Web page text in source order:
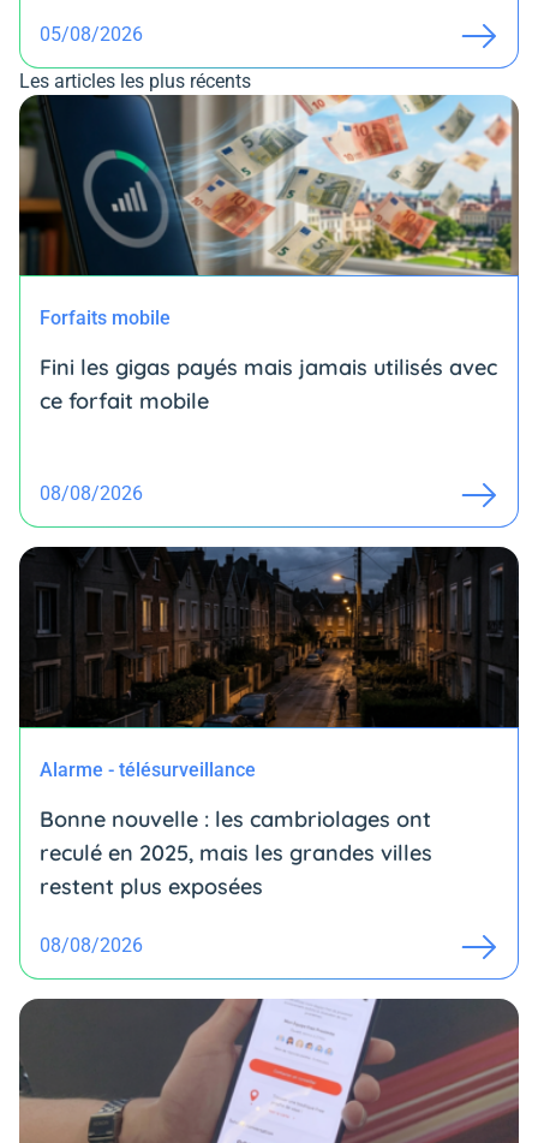
05/08/2026
Les articles les plus récents
Forfaits mobile
Fini les gigas payés mais jamais utilisés avec
ce forfait mobile
08/08/2026
Alarme - télésurveillance
Bonne nouvelle : les cambriolages ont
reculé en 2025, mais les grandes villes
restent plus exposées
08/08/2026